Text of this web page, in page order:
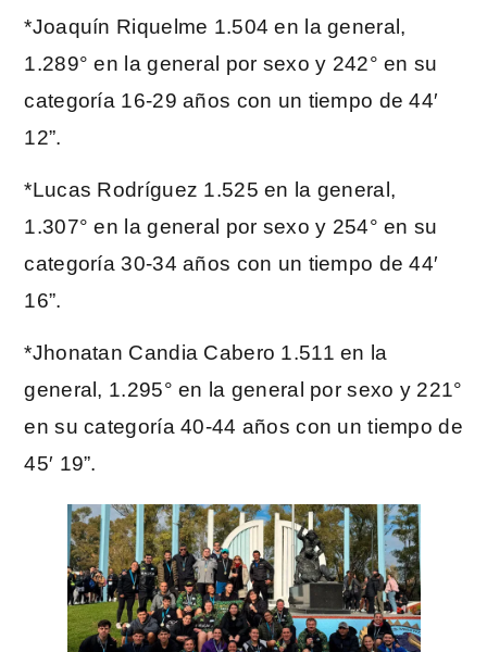
*Joaquín Riquelme 1.504 en la general,
1.289° en la general por sexo y 242° en su
categoría 16-29 años con un tiempo de 44′
12”.
*Lucas Rodríguez 1.525 en la general,
1.307° en la general por sexo y 254° en su
categoría 30-34 años con un tiempo de 44′
16”.
*Jhonatan Candia Cabero 1.511 en la
general, 1.295° en la general por sexo y 221°
en su categoría 40-44 años con un tiempo de
45′ 19”.